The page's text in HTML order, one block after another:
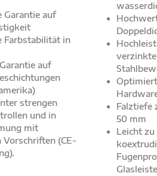
Garantie auf
Farbstabilität in
auf
strengen
und in
mit
Vorschriften (CE-
verzinkte
Falztiefe
50 mm
Leicht